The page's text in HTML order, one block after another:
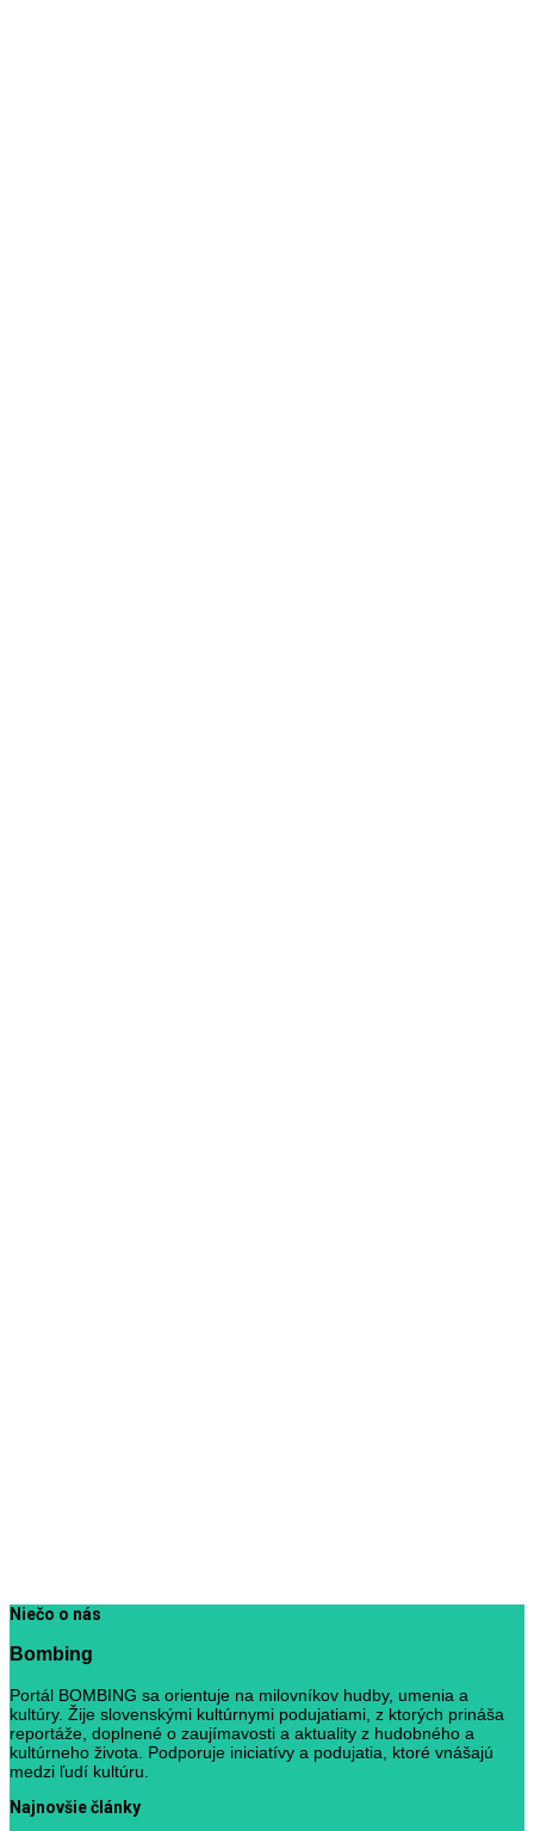
Niečo o nás
Bombing
Portál BOMBING sa orientuje na milovníkov hudby, umenia a
kultúry. Žije slovenskými kultúrnymi podujatiami, z ktorých prináša
reportáže, doplnené o zaujímavosti a aktuality z hudobného a
kultúrneho života. Podporuje iniciatívy a podujatia, ktoré vnášajú
medzi ľudí kultúru.
Najnovšie články